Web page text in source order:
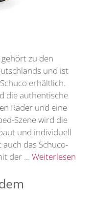
zu den
und ist
erhältlich.
die authentische
Räder und eine
Szene wird die
und individuell
das Schuco-
der … Weiterlesen